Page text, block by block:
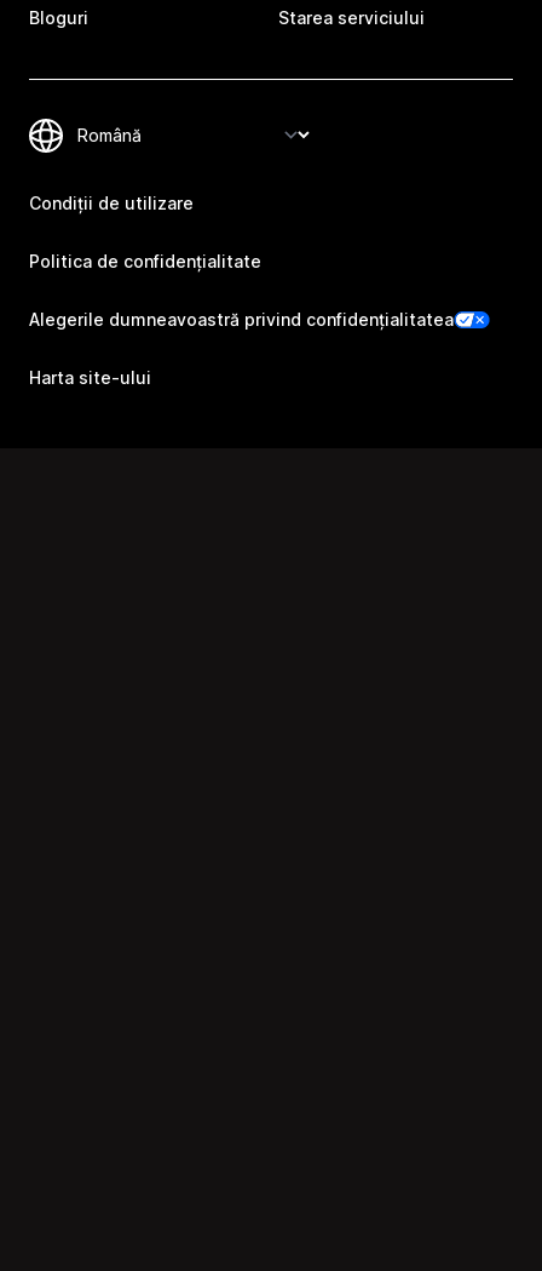
Bloguri Starea serviciului
Condiții de utilizare
Politica de confidențialitate
Alegerile dumneavoastră privind confidențialitatea
Harta site-ului